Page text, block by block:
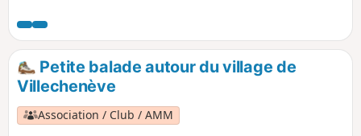
Petite balade autour du village de
Villechenève
Association / Club / AMM